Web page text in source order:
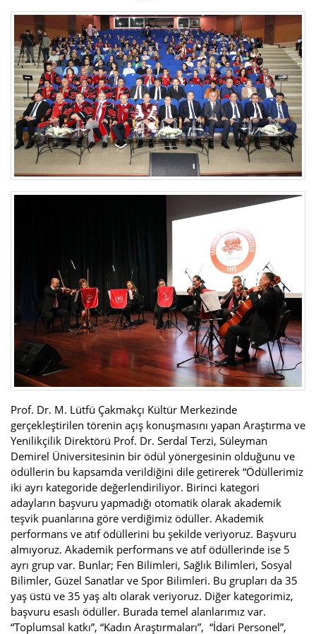
Prof. Dr. M. Lütfü Çakmakçı Kültür Merkezinde
gerçekleştirilen törenin açış konuşmasını yapan Araştırma ve
Yenilikçilik Direktörü Prof. Dr. Serdal Terzi, Süleyman
Demirel Üniversitesinin bir ödül yönergesinin olduğunu ve
ödüllerin bu kapsamda verildiğini dile getirerek “Ödüllerimiz
iki ayrı kategoride değerlendiriliyor. Birinci kategori
adayların başvuru yapmadığı otomatik olarak akademik
teşvik puanlarına göre verdiğimiz ödüller. Akademik
performans ve atıf ödüllerini bu şekilde veriyoruz. Başvuru
almıyoruz. Akademik performans ve atıf ödüllerinde ise 5
ayrı grup var. Bunlar; Fen Bilimleri, Sağlık Bilimleri, Sosyal
Bilimler, Güzel Sanatlar ve Spor Bilimleri. Bu grupları da 35
yaş üstü ve 35 yaş altı olarak veriyoruz. Diğer kategorimiz,
başvuru esaslı ödüller. Burada temel alanlarımız var.
“Toplumsal katkı”, “Kadın Araştırmaları”, “İdari Personel”,